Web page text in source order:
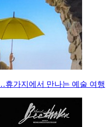
휴가지에서 만나는 예술 여행